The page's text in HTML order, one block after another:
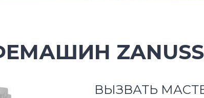
ВЫЗВАТЬ